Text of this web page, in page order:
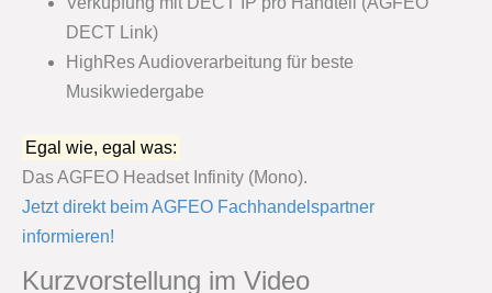
DECT Link)
HighRes Audioverarbeitung für beste
Musikwiedergabe
Egal wie, egal was:
Das AGFEO Headset Infinity (Mono).
Jetzt direkt beim AGFEO Fachhandelspartner
informieren!
Kurzvorstellung im Video